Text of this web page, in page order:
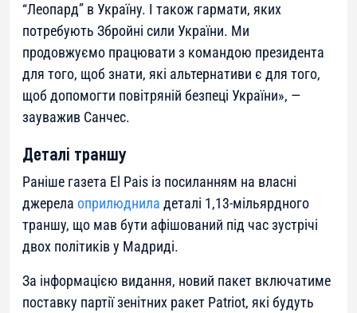
“Леопард” в Україну. І також гармати, яких
потребують Збройні сили України. Ми
продовжуємо працювати з командою президента
для того, щоб знати, які альтернативи є для того,
щоб допомогти повітряній безпеці України», —
зауважив Санчес.
Деталі траншу
Раніше газета El Pais із посиланням на власні
джерела оприлюднила деталі 1,13-мільярдного
траншу, що мав бути афішований під час зустрічі
двох політиків у Мадриді.
За інформацією видання, новий пакет включатиме
поставку партії зенітних ракет Patriot, які будуть